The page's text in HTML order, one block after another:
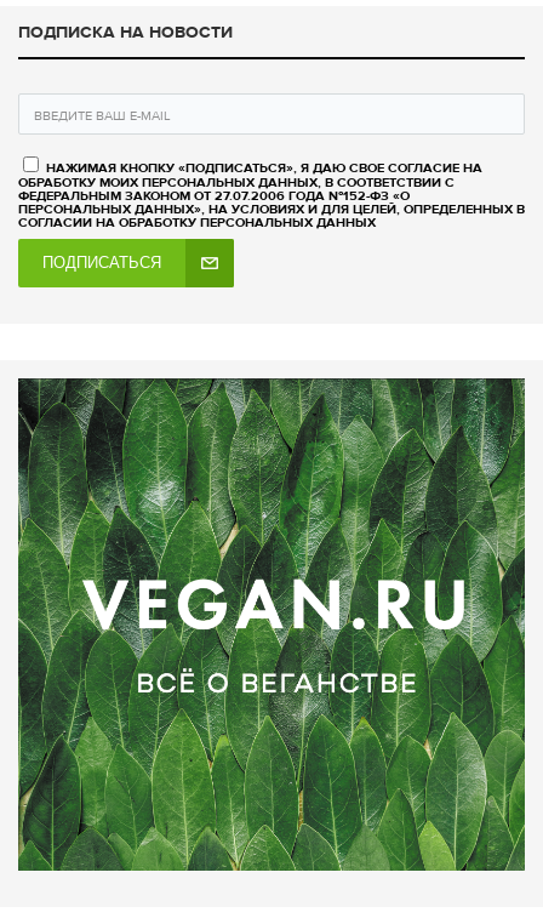
ПОДПИСКА НА НОВОСТИ
НАЖИМАЯ КНОПКУ «ПОДПИСАТЬСЯ», Я ДАЮ СВОЕ СОГЛАСИЕ НА
ОБРАБОТКУ МОИХ ПЕРСОНАЛЬНЫХ ДАННЫХ, В СООТВЕТСТВИИ С
ФЕДЕРАЛЬНЫМ ЗАКОНОМ ОТ 27.07.2006 ГОДА №152-ФЗ «О
ПЕРСОНАЛЬНЫХ ДАННЫХ», НА УСЛОВИЯХ И ДЛЯ ЦЕЛЕЙ, ОПРЕДЕЛЕННЫХ В
СОГЛАСИИ НА ОБРАБОТКУ ПЕРСОНАЛЬНЫХ ДАННЫХ
ПОДПИСАТЬСЯ